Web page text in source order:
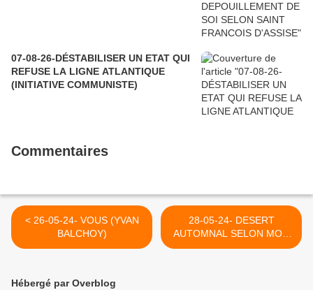
07-08-26-DÉSTABILISER UN ETAT QUI
REFUSE LA LIGNE ATLANTIQUE
(INITIATIVE COMMUNISTE)
Commentaires
< 26-05-24- VOUS (YVAN
BALCHOY)
28-05-24- DESERT
AUTOMNAL SELON MON
AMI PEINTRE CHARLES
Hébergé par Overblog